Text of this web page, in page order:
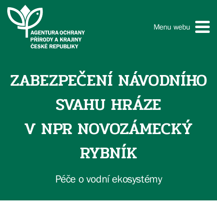
Menu webu
ZABEZPEČENÍ NÁVODNÍHO
SVAHU HRÁZE
V NPR NOVOZÁMECKÝ
RYBNÍK
Péče o vodní ekosystémy